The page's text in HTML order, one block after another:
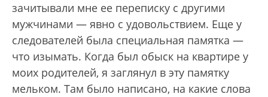
зачитывали мне ее переписку с другими
мужчинами — явно с удовольствием. Еще у
следователей была специальная памятка —
что изымать. Когда был обыск на квартире у
моих родителей, я заглянул в эту памятку
мельком. Там было написано, на какие слова